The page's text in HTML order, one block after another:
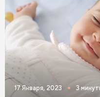
Детские кровати цвета
Детские кровати желтого
Детские кровати зеленого
Детские кровати
Детские кровати красного
17 Января, 2023 3